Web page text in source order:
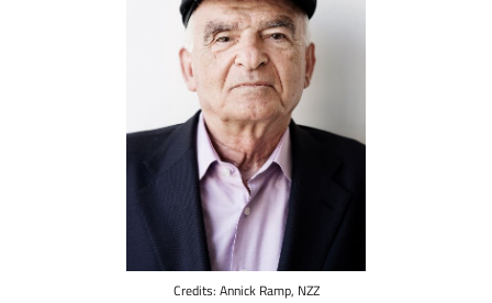
Credits: Annick Ramp, NZZ